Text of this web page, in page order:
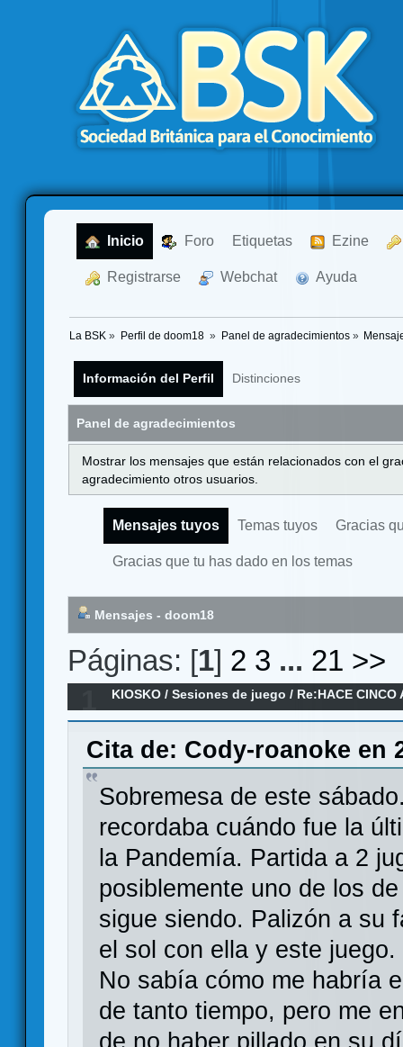
Inicio Foro Etiquetas Ezine
Registrarse Webchat Ayuda
La BSK » Perfil de doom18 » Panel de agradecimientos»
Información del Perfil Distinciones
Panel de agradecimientos
Mostrar los mensajes que están relacionados con el
agradecimiento otros usuarios.
Mensajes tuyos Temas tuyos Gracias
Gracias que tu has dado en los temas
Mensajes - doom18
Páginas: [1] 2 3 ... 21 >>
KIOSKO /Sesiones de juego / Re:HACE CINCO
Cita de: Cody-roanoke en
Sobremesa de este
recordaba cuándo fue la
la Pandemía. Partida a 2
posiblemente uno de los
sigue siendo. Palizón a su
el sol con ella y este juego.
No sabía cómo me habría
de tanto tiempo, pero me